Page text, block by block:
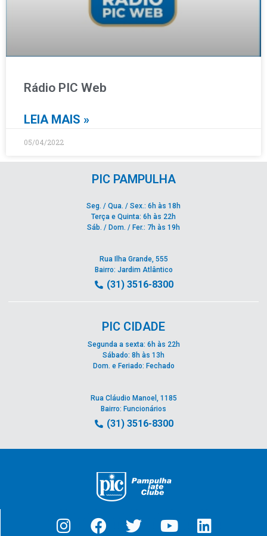
Rádio PIC Web
LEIA MAIS »
05/04/2022
PIC PAMPULHA
Seg. / Qua. / Sex.: 6h às 18h
Terça e Quinta: 6h às 22h
Sáb. / Dom. / Fer.: 7h às 19h
Rua Ilha Grande, 555
Bairro: Jardim Atlântico
(31) 3516-8300
PIC CIDADE
Segunda a sexta: 6h às 22h
Sábado: 8h às 13h
Dom. e Feriado: Fechado
Rua Cláudio Manoel, 1185
Bairro: Funcionários
(31) 3516-8300